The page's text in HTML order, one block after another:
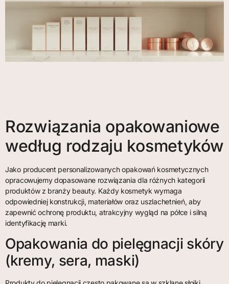
Rozwiązania opakowaniowe
według rodzaju kosmetyków
Jako producent personalizowanych opakowań kosmetycznych
opracowujemy dopasowane rozwiązania dla różnych kategorii
produktów z branży beauty. Każdy kosmetyk wymaga
odpowiedniej konstrukcji, materiałów oraz uszlachetnień, aby
zapewnić ochronę produktu, atrakcyjny wygląd na półce i silną
identyfikację marki.
Opakowania do pielęgnacji skóry
(kremy, sera, maski)